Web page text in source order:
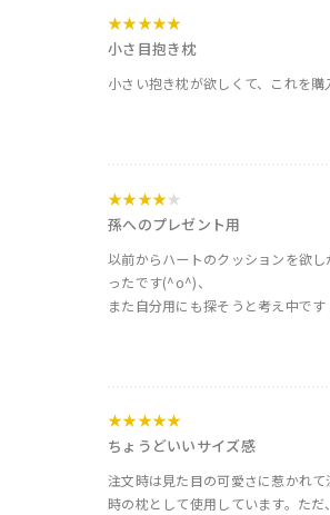
小さ目抱き枕
★★★★★
小さい抱き枕が欲しくて、これを
孫へのプレゼント用
★★★★★
以前からハートのクッションを欲
ったです(^o^)、
また自分用にも探そうと考え中です
ちょうどいいサイズ感
★★★★★
注文時は見た目の可愛さに惹かれ
時の枕として使用しています。た